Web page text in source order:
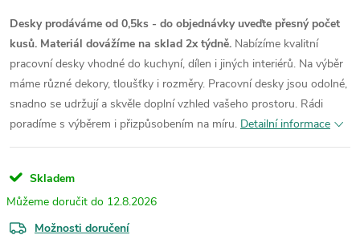
Desky prodáváme od 0,5ks - do objednávky uveďte přesný počet
kusů. Materiál dovážíme na sklad 2x týdně. Nabízíme kvalitní
pracovní desky vhodné do kuchyní, dílen i jiných interiérů. Na výběr
máme různé dekory, tloušťky i rozměry. Pracovní desky jsou odolné,
snadno se udržují a skvěle doplní vzhled vašeho prostoru. Rádi
poradíme s výběrem i přizpůsobením na míru. Detailní informace
Skladem
12.8.2026
Možnosti doručení